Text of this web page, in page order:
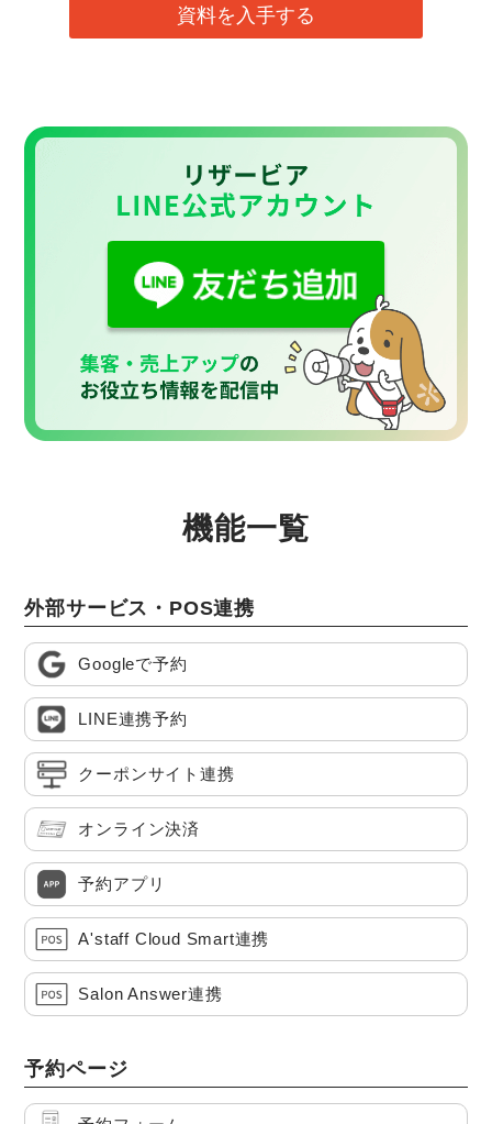
資料を入手する
機能一覧
外部サービス・POS連携
Googleで予約
LINE連携予約
クーポンサイト連携
オンライン決済
予約アプリ
A'staff Cloud Smart連携
Salon Answer連携
予約ページ